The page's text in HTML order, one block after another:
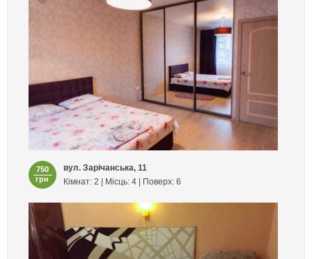
750
грн
вул. Зарічанська, 11
Кімнат: 2 | Місць: 4 | Поверх: 6